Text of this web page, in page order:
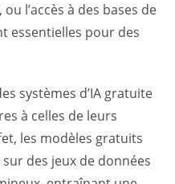
l’accès à des bases de
essentielles pour des
systèmes d’IA gratuite
à celles de leurs
les modèles gratuits
des jeux de données